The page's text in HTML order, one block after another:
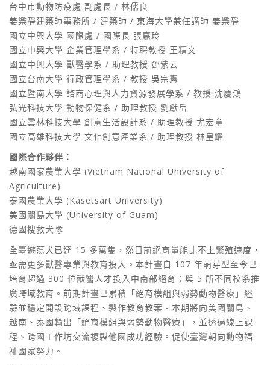
台中市動物防疫處 副處長 / 林儒良
姜樂靜建築師事務所 / 建築師 / 東海大學兼任講師 姜樂靜
國立中興大學 國際處 / 國際長 張嘉玲
國立中興大學 企業管理學系 / 特聘教授 王精文
國立中興大學 獸醫學系 / 助理教授 鄧紫云
國立台南大學 行政管理學系 / 教授 吳宗憲
國立暨南大學 諮商心理與人力資源發展學系 / 教授 沈慶鴻
弘光科技大學 動物保健系 / 助理教授 劉獻岳
國立雲林科技大學 創意生活設計系 / 助理教授 尤宏章
國立高雄科技大學 文化創意產業系 / 助理教授 林皇耀
國際合作夥伴：
越南國家農業大學 (Vietnam National University of
Agriculture)
泰國農業大學 (Kasetsart University)
美國關島大學 (University of Guam)
德國搜救犬隊
全臺遊蕩犬已達 15 多萬隻，然目前絕育量能比不上繁殖速度，
亟需更多獸醫專業與教育投入。本計畫自 107 年萌芽型至今已
培育超過 300 位獸醫人才投入中南部絕育；與 5 所不同校系推
廣跨域教育。前期計畫已累積「絕育模組與弱勢動物醫療」經
驗並穩定開設跨域課程、製作教育教案。本期將向美國關島、
越南、泰國輸出「絕育模組與弱勢動物醫療」，並透過線上課
程、跨國工作坊交流複製他國成功經驗。促使臺灣朝向動物福
祉國家努力 。